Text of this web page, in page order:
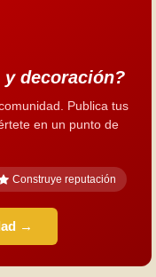
decoración?
Publica tus
en un punto de
Construye reputación
→